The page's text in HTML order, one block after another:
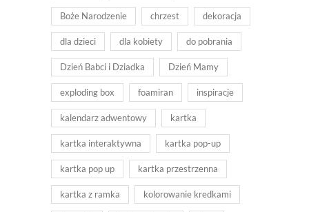
Boże Narodzenie chrzest dekoracja
dla dzieci dla kobiety do pobrania
Dzień Babci i Dziadka Dzień Mamy
exploding box foamiran inspiracje
kalendarz adwentowy kartka
kartka interaktywna kartka pop-up
kartka pop up kartka przestrzenna
kartka z ramka kolorowanie kredkami